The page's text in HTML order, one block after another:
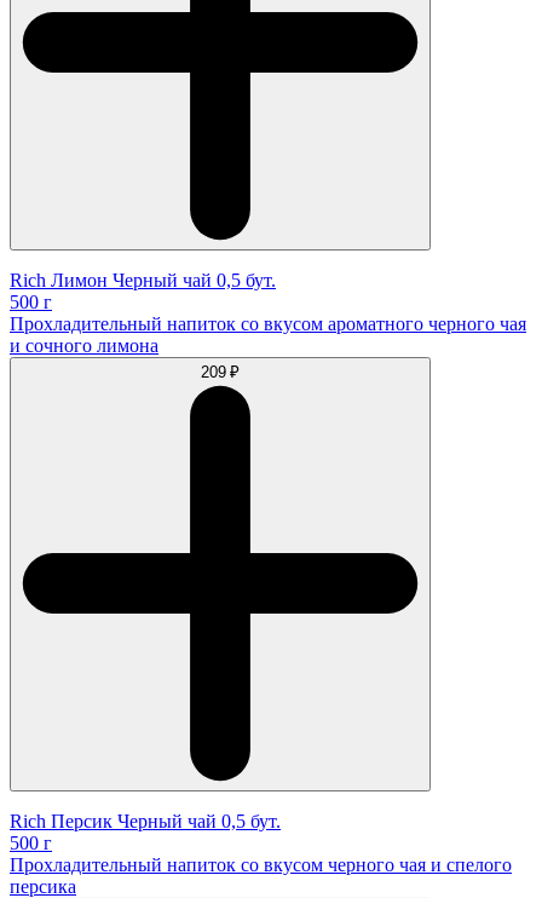
Rich Лимон Черный чай 0,5 бут.
500 г
Прохладительный напиток со вкусом ароматного черного чая
и сочного лимона
209 ₽
Rich Персик Черный чай 0,5 бут.
500 г
Прохладительный напиток со вкусом черного чая и спелого
персика